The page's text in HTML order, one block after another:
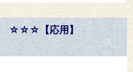
【応用】